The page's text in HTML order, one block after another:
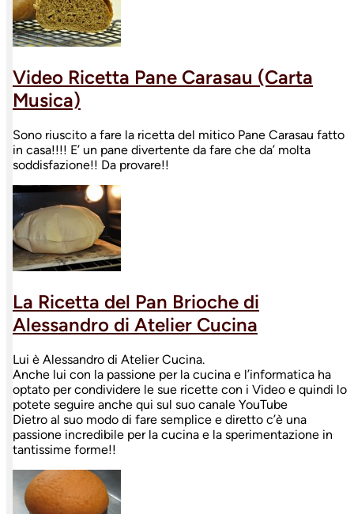
Video Ricetta Pane Carasau (Carta
Musica)
Sono riuscito a fare la ricetta del mitico Pane Carasau fatto
in casa!!!! E’ un pane divertente da fare che da’ molta
soddisfazione!! Da provare!!
La Ricetta del Pan Brioche di
Alessandro di Atelier Cucina
Lui è Alessandro di Atelier Cucina.
Anche lui con la passione per la cucina e l’informatica ha
optato per condividere le sue ricette con i Video e quindi lo
potete seguire anche qui sul suo canale YouTube
Dietro al suo modo di fare semplice e diretto c’è una
passione incredibile per la cucina e la sperimentazione in
tantissime forme!!